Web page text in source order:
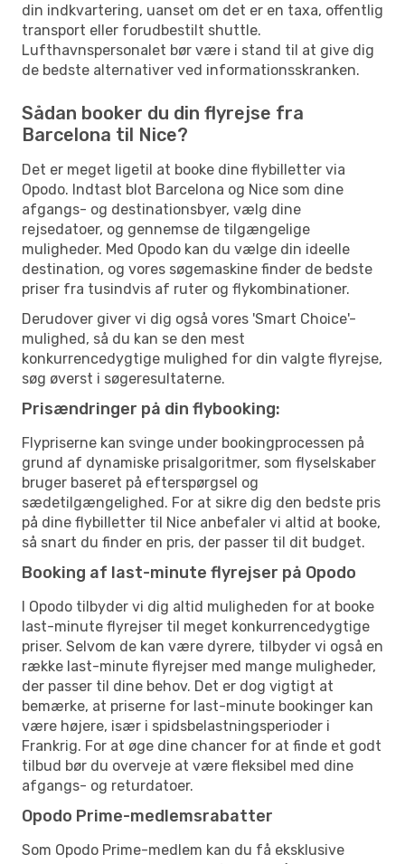
din indkvartering, uanset om det er en taxa, offentlig
transport eller forudbestilt shuttle.
Lufthavnspersonalet bør være i stand til at give dig
de bedste alternativer ved informationsskranken.
Sådan booker du din flyrejse fra
Barcelona til Nice?
Det er meget ligetil at booke dine flybilletter via
Opodo. Indtast blot Barcelona og Nice som dine
afgangs- og destinationsbyer, vælg dine
rejsedatoer, og gennemse de tilgængelige
muligheder. Med Opodo kan du vælge din ideelle
destination, og vores søgemaskine finder de bedste
priser fra tusindvis af ruter og flykombinationer.
Derudover giver vi dig også vores 'Smart Choice'-
mulighed, så du kan se den mest
konkurrencedygtige mulighed for din valgte flyrejse,
søg øverst i søgeresultaterne.
Prisændringer på din flybooking:
Flypriserne kan svinge under bookingprocessen på
grund af dynamiske prisalgoritmer, som flyselskaber
bruger baseret på efterspørgsel og
sædetilgængelighed. For at sikre dig den bedste pris
på dine flybilletter til Nice anbefaler vi altid at booke,
så snart du finder en pris, der passer til dit budget.
Booking af last-minute flyrejser på Opodo
I Opodo tilbyder vi dig altid muligheden for at booke
last-minute flyrejser til meget konkurrencedygtige
priser. Selvom de kan være dyrere, tilbyder vi også en
række last-minute flyrejser med mange muligheder,
der passer til dine behov. Det er dog vigtigt at
bemærke, at priserne for last-minute bookinger kan
være højere, især i spidsbelastningsperioder i
Frankrig. For at øge dine chancer for at finde et godt
tilbud bør du overveje at være fleksibel med dine
afgangs- og returdatoer.
Opodo Prime-medlemsrabatter
Som Opodo Prime-medlem kan du få eksklusive